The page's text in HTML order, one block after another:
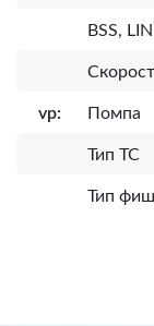
BSS,
vp: Помпа
Тип ТС
Тип